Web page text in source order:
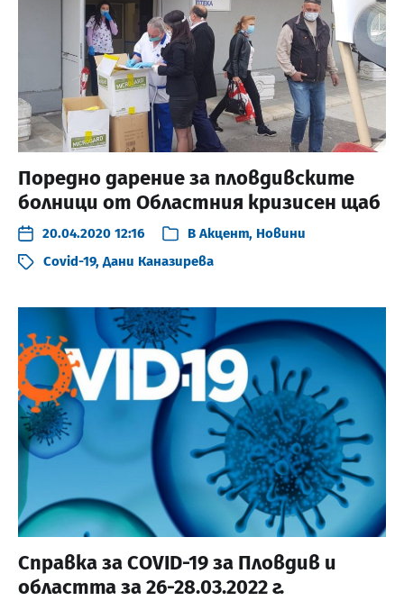
Поредно дарение за пловдивските
болници от Областния кризисен щаб
20.04.2020 12:16 В Акцент, Новини
Covid-19,Дани Каназирева
Справка за COVID-19 за Пловдив и
областта за 26-28.03.2022 г.